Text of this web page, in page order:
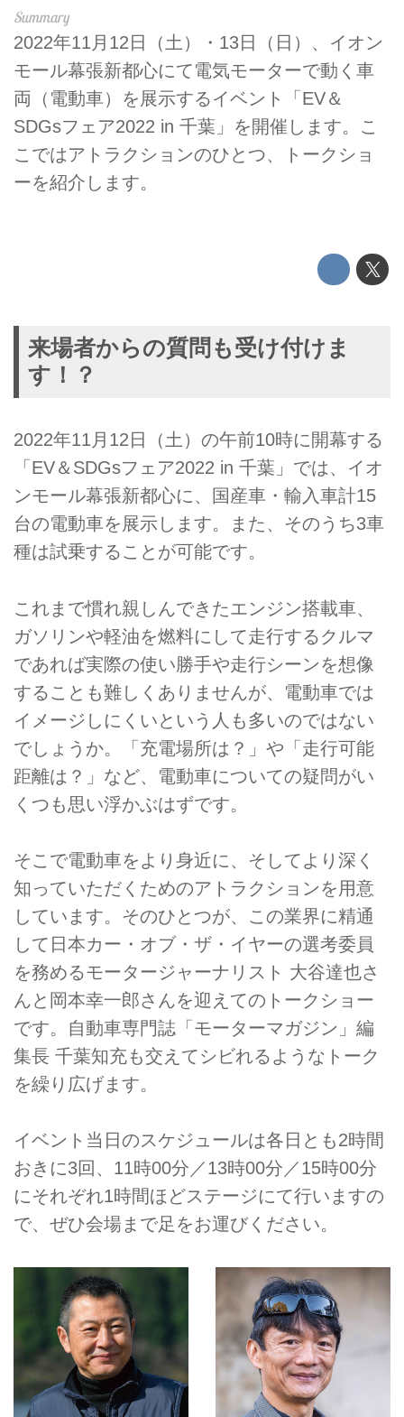
2022年11月12日（土）・13日（日）、イオン
モール幕張新都心にて電気モーターで動く車
両（電動車）を展示するイベント「EV＆
SDGsフェア2022 in 千葉」を開催します。こ
こではアトラクションのひとつ、トークショ
ーを紹介します。
来場者からの質問も受け付けま
す！？
2022年11月12日（土）の午前10時に開幕する
「EV＆SDGsフェア2022 in 千葉」では、イオ
ンモール幕張新都心に、国産車・輸入車計15
台の電動車を展示します。また、そのうち3車
種は試乗することが可能です。
これまで慣れ親しんできたエンジン搭載車、
ガソリンや軽油を燃料にして走行するクルマ
であれば実際の使い勝手や走行シーンを想像
することも難しくありませんが、電動車では
イメージしにくいという人も多いのではない
でしょうか。「充電場所は？」や「走行可能
距離は？」など、電動車についての疑問がい
くつも思い浮かぶはずです。
そこで電動車をより身近に、そしてより深く
知っていただくためのアトラクションを用意
しています。そのひとつが、この業界に精通
して日本カー・オブ・ザ・イヤーの選考委員
を務めるモータージャーナリスト 大谷達也さ
んと岡本幸一郎さんを迎えてのトークショー
です。自動車専門誌「モーターマガジン」編
集長 千葉知充も交えてシビれるようなトーク
を繰り広げます。
イベント当日のスケジュールは各日とも2時間
おきに3回、11時00分／13時00分／15時00分
にそれぞれ1時間ほどステージにて行いますの
で、ぜひ会場まで足をお運びください。